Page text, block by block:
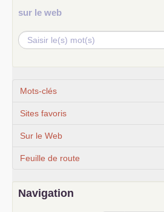
sur le web
Mots-clés
Sites favoris
Sur le Web
Feuille de route
Navigation